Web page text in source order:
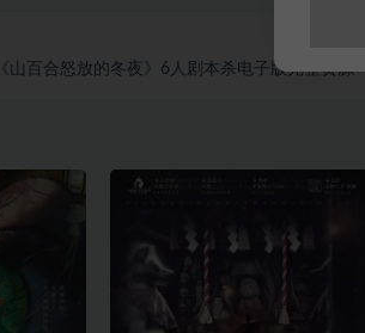
《山百合怒放的冬夜》6人剧本杀电子版完整资源